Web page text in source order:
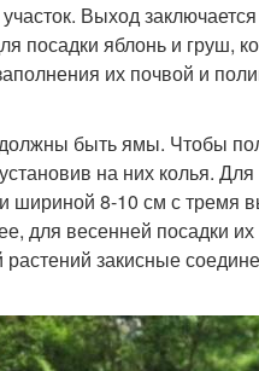
Выход
посадки яблонь и груш,
их почвой и
быть ямы. Чтобы
на них колья.
шириной 8-10 см с тремя
для весенней посадки
закисные